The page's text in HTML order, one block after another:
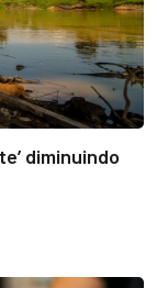
diminuindo